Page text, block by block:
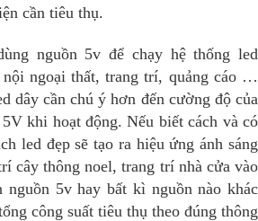
cần tiêu thụ.
nguồn 5v để chạy hệ thống led
ngoại thất, trang trí, quảng cáo …
dây cần chú ý hơn đến cường độ của
khi hoạt động. Nếu biết cách và có
led đẹp sẽ tạo ra hiệu ứng ánh sáng
cây thông noel, trang trí nhà cửa vào
5v hay bất kì nguồn nào khác
công suất tiêu thụ theo đúng thông